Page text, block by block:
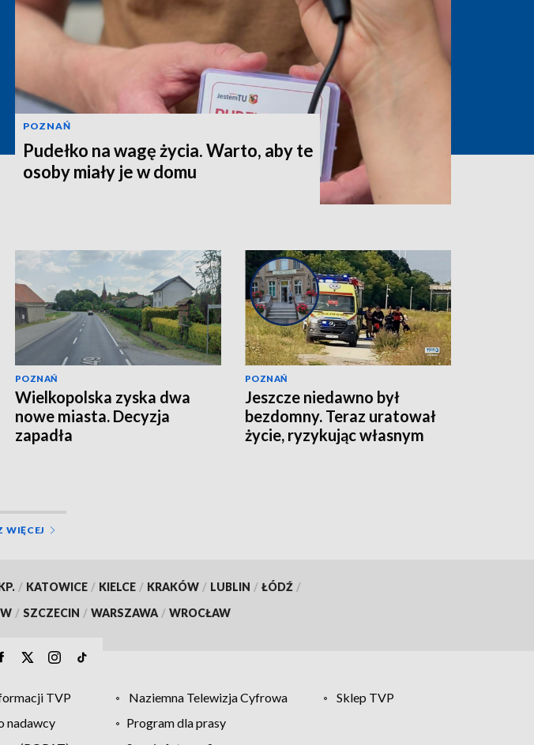
POZNAŃ
Pudełko na wagę życia. Warto, aby te
osoby miały je w domu
POZNAŃ
Wielkopolska zyska dwa
nowe miasta. Decyzja
zapadła
POZNAŃ
Jeszcze niedawno był
bezdomny. Teraz uratował
życie, ryzykując własnym
WIĘCEJ
/ KATOWICE / KIELCE / KRAKÓW / LUBLIN / ŁÓDŹ /
/ SZCZECIN / WARSZAWA / WROCŁAW
TVP Naziemna Telewizja Cyfrowa
Sklep TVP
nadawcy
Program dla prasy